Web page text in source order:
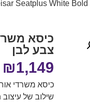
צבע לבן
₪1,149
שילוב של